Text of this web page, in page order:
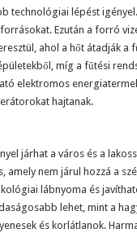
technológiai lépést igényel.
Ezután a forró
ahol a hőt átadják a
míg a fűtési
elektromos
hajtanak.
járhat a város és a
nem járul hozzá a
lábnyoma és
lehet, mint a
és korlátlanok.